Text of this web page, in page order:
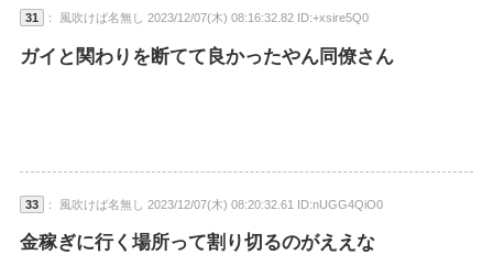
31 ： 風吹けば名無し 2023/12/07(木) 08:16:32.82 ID:+xsire5Q0
ガイと関わりを断てて良かったやん同僚さん
33 ： 風吹けば名無し 2023/12/07(木) 08:20:32.61 ID:nUGG4QiO0
金稼ぎに行く場所って割り切るのがええな